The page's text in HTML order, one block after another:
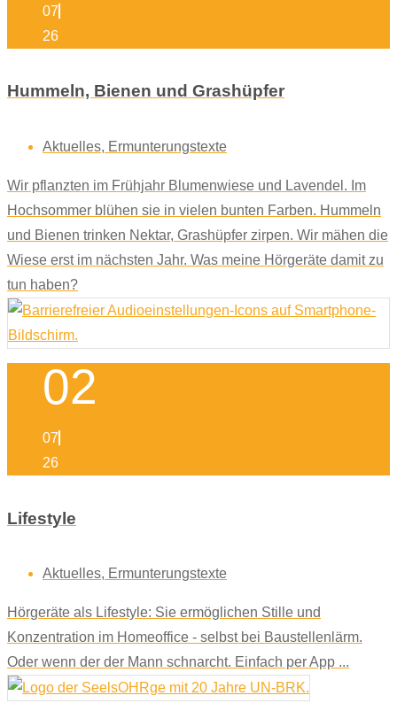
07
26
Hummeln, Bienen und Grashüpfer
Aktuelles, Ermunterungstexte
Wir pflanzten im Frühjahr Blumenwiese und Lavendel. Im
Hochsommer blühen sie in vielen bunten Farben. Hummeln
und Bienen trinken Nektar, Grashüpfer zirpen. Wir mähen die
Wiese erst im nächsten Jahr. Was meine Hörgeräte damit zu
tun haben?
02
07
26
Lifestyle
Aktuelles, Ermunterungstexte
Hörgeräte als Lifestyle: Sie ermöglichen Stille und
Konzentration im Homeoffice - selbst bei Baustellenlärm.
Oder wenn der der Mann schnarcht. Einfach per App ...